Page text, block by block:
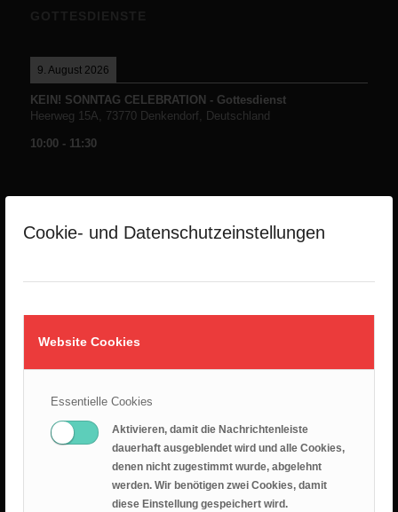
Cookie- und Datenschutzeinstellungen
Website Cookies
Essentielle Cookies
Aktivieren, damit die Nachrichtenleiste
dauerhaft ausgeblendet wird und alle Cookies,
denen nicht zugestimmt wurde, abgelehnt
werden. Wir benötigen zwei Cookies, damit
diese Einstellung gespeichert wird.
9. August 2026
KEIN! SONNTAG CELEBRATION - Gottesdienst
Heerweg 15A, 73770 Denkendorf, Deutschland
10:00- 11:30
2. August 2026
Predigt 2026.07.19 – Epheserbief Kap. 6
18. Juli 2026
Epheserbrief Teil 5